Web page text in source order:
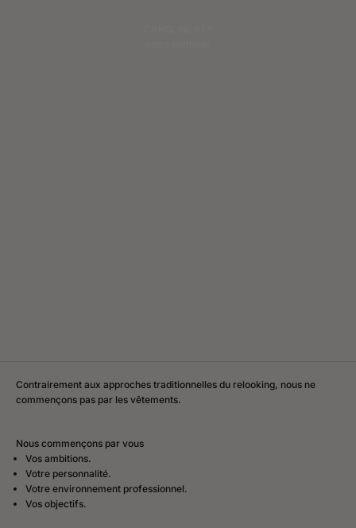
Contrairement aux approches traditionnelles du relooking, nous ne
commençons pas par les vêtements.
Nous commençons par vous
Vos ambitions.
Votre personnalité.
Votre environnement professionnel.
Vos objectifs.